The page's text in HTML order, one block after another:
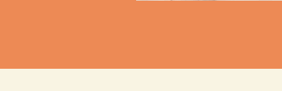
Intro – «Vivir en»